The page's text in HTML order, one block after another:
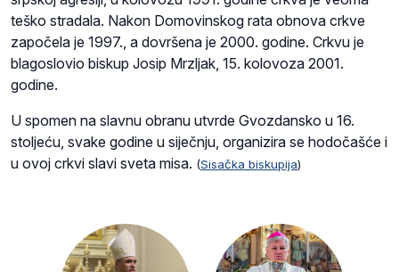
teško stradala. Nakon Domovinskog rata obnova crkve
započela je 1997., a dovršena je 2000. godine. Crkvu je
blagoslovio biskup Josip Mrzljak, 15. kolovoza 2001.
godine.
U spomen na slavnu obranu utvrde Gvozdansko u 16.
stoljeću, svake godine u siječnju, organizira se hodočašće i
u ovoj crkvi slavi sveta misa. (Sisačka biskupija)